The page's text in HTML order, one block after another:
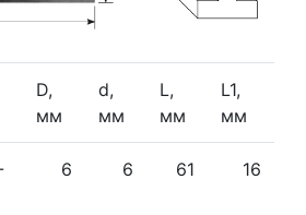
D,
мм
d,
мм
L,
мм
L1,
мм
6 6 61 16